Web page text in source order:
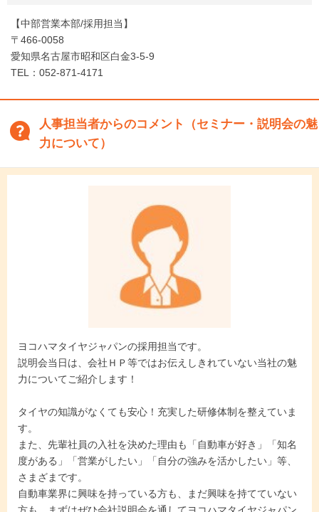
【中部営業本部/採用担当】
〒466-0058
愛知県名古屋市昭和区白金3-5-9
TEL：052-871-4171
人事担当者からのコメント（セミナー・説明会の魅
力について）
ヨコハマタイヤジャパンの採用担当です。
説明会当日は、会社ＨＰ等ではお伝えしきれていない当社の魅
力についてご紹介します！
タイヤの知識がなくても安心！充実した研修体制を整えていま
す。
また、先輩社員の入社を決めた理由も「自動車が好き」「知名
度がある」「営業がしたい」「自分の強みを活かしたい」等、
さまざまです。
自動車業界に興味を持っている方も、まだ興味を持てていない